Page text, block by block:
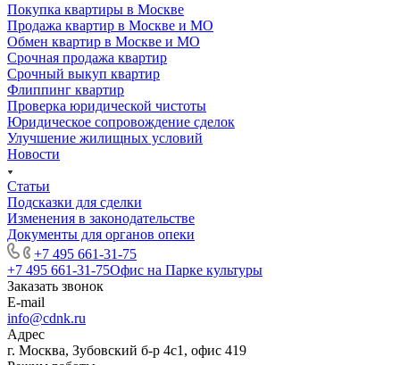
Покупка квартиры в Москве
Продажа квартир в Москве и МО
Обмен квартир в Москве и МО
Срочная продажа квартир
Срочный выкуп квартир
Флиппинг квартир
Проверка юридической чистоты
Юридическое сопровождение сделок
Улучшение жилищных условий
Новости
Статьи
Подсказки для сделки
Изменения в законодательстве
Документы для органов опеки
+7 495 661-31-75
+7 495 661-31-75Офис на Парке культуры
Заказать звонок
E-mail
info@cdnk.ru
Адрес
г. Москва, Зубовский б-р 4с1, офис 419